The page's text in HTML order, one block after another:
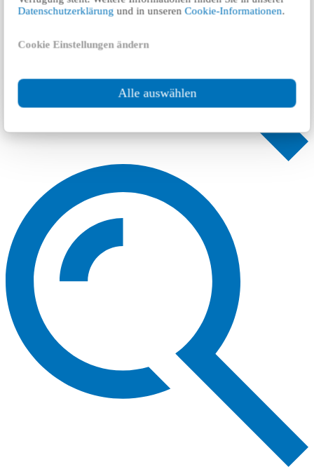
Datenschutzerklärung und in unserenCookie-Informationen.
Cookie Einstellungen ändern
Alle auswählen